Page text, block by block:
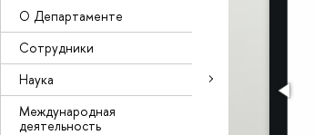
О Департаменте
Сотрудники
Наука
Международная
деятельность